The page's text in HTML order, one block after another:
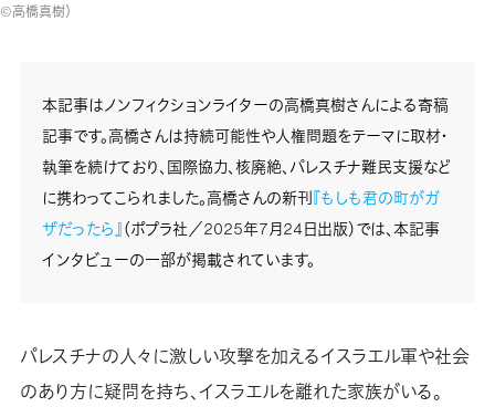
©高橋真樹）
本記事はノンフィクションライターの高橋真樹さんによる寄稿
記事です。高橋さんは持続可能性や人権問題をテーマに取材・
執筆を続けており、国際協力、核廃絶、パレスチナ難民支援など
に携わってこられました。高橋さんの新刊『もしも君の町がガ
ザだったら』（ポプラ社／2025年7月24日出版）では、本記事
インタビューの一部が掲載されています。
パレスチナの人々に激しい攻撃を加えるイスラエル軍や社会
のあり方に疑問を持ち、イスラエルを離れた家族がいる。